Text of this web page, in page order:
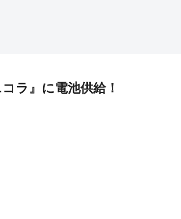
ラ』に電池供給！